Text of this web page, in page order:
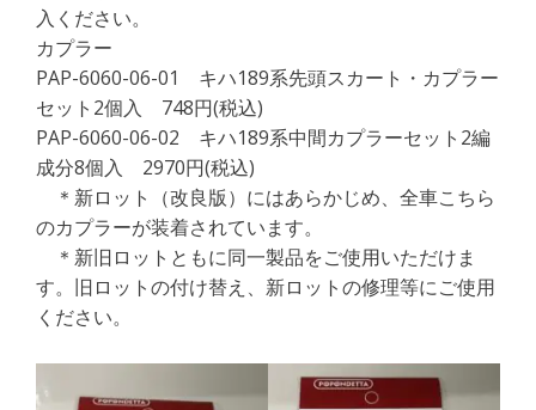
入ください。
カプラー
PAP-6060-06-01 キハ189系先頭スカート・カプラー
セット2個入 748円(税込)
PAP-6060-06-02 キハ189系中間カプラーセット2編
成分8個入 2970円(税込)
＊新ロット（改良版）にはあらかじめ、全車こちら
のカプラーが装着されています。
＊新旧ロットともに同一製品をご使用いただけま
す。旧ロットの付け替え、新ロットの修理等にご使用
ください。